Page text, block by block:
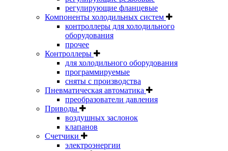
регулирующие фланцевые
Компоненты холодильных систем
контроллеры для холодильного
оборудования
прочее
Контроллеры
для холодильного оборудования
программируемые
сняты с производства
Пневматическая автоматика
преобразователи давления
Приводы
воздушных заслонок
клапанов
Счетчики
электроэнергии